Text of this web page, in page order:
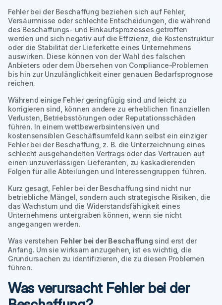
Fehler bei der Beschaffung beziehen sich auf Fehler,
Versäumnisse oder schlechte Entscheidungen, die während
des Beschaffungs- und Einkaufsprozesses getroffen
werden und sich negativ auf die Effizienz, die Kostenstruktur
oder die Stabilität der Lieferkette eines Unternehmens
auswirken. Diese können von der Wahl des falschen
Anbieters oder dem Übersehen von Compliance-Problemen
bis hin zur Unzulänglichkeit einer genauen Bedarfsprognose
reichen.
Während einige Fehler geringfügig sind und leicht zu
korrigieren sind, können andere zu erheblichen finanziellen
Verlusten, Betriebsstörungen oder Reputationsschäden
führen. In einem wettbewerbsintensiven und
kostensensiblen Geschäftsumfeld kann selbst ein einziger
Fehler bei der Beschaffung, z. B. die Unterzeichnung eines
schlecht ausgehandelten Vertrags oder das Vertrauen auf
einen unzuverlässigen Lieferanten, zu kaskadierenden
Folgen für alle Abteilungen und Interessengruppen führen.
Kurz gesagt, Fehler bei der Beschaffung sind nicht nur
betriebliche Mängel, sondern auch strategische Risiken, die
das Wachstum und die Widerstandsfähigkeit eines
Unternehmens untergraben können, wenn sie nicht
angegangen werden.
Was verstehen Fehler bei der Beschaffung sind erst der
Anfang. Um sie wirksam anzugehen, ist es wichtig, die
Grundursachen zu identifizieren, die zu diesen Problemen
führen.
Was verursacht Fehler bei der